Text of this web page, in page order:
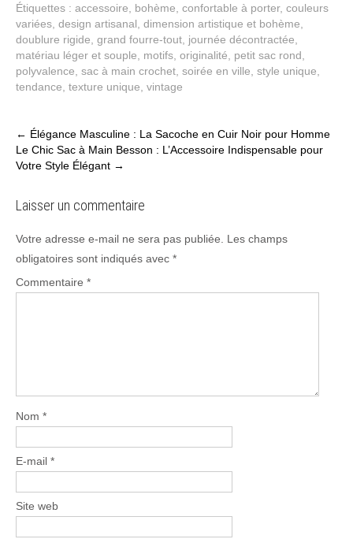
Étiquettes : accessoire bohème confortable à porter, couleurs
variées design artisanal dimension artistique et bohème
doublure rigide grand fourre-tout journée décontractée
matériau léger et souple
motifs originalité petit sac rond
polyvalence sac à main crochet soirée en ville style unique
tendance texture unique vintage
Post
navigation
← Élégance Masculine : La Sacoche en Cuir Noir pour Homme
Le Chic Sac à Main Besson : L’Accessoire Indispensable pour
Votre Style Élégant →
Laisser un commentaire
Votre adresse e-mail ne sera pas publiée.
Les champs
obligatoires sont indiqués avec *
Commentaire *
Nom *
E-mail *
Site web